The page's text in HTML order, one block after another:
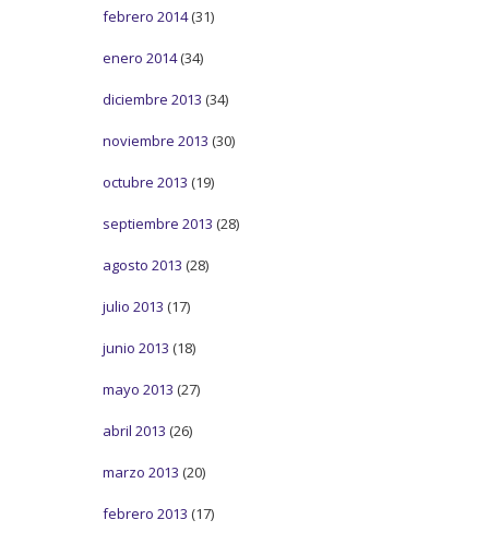
febrero 2014(31)
enero 2014(34)
diciembre 2013 (34)
noviembre 2013 (30)
octubre 2013 (19)
septiembre 2013 (28)
agosto 2013 (28)
julio 2013 (17)
junio 2013 (18)
mayo 2013 (27)
abril 2013 (26)
marzo 2013 (20)
febrero 2013 (17)